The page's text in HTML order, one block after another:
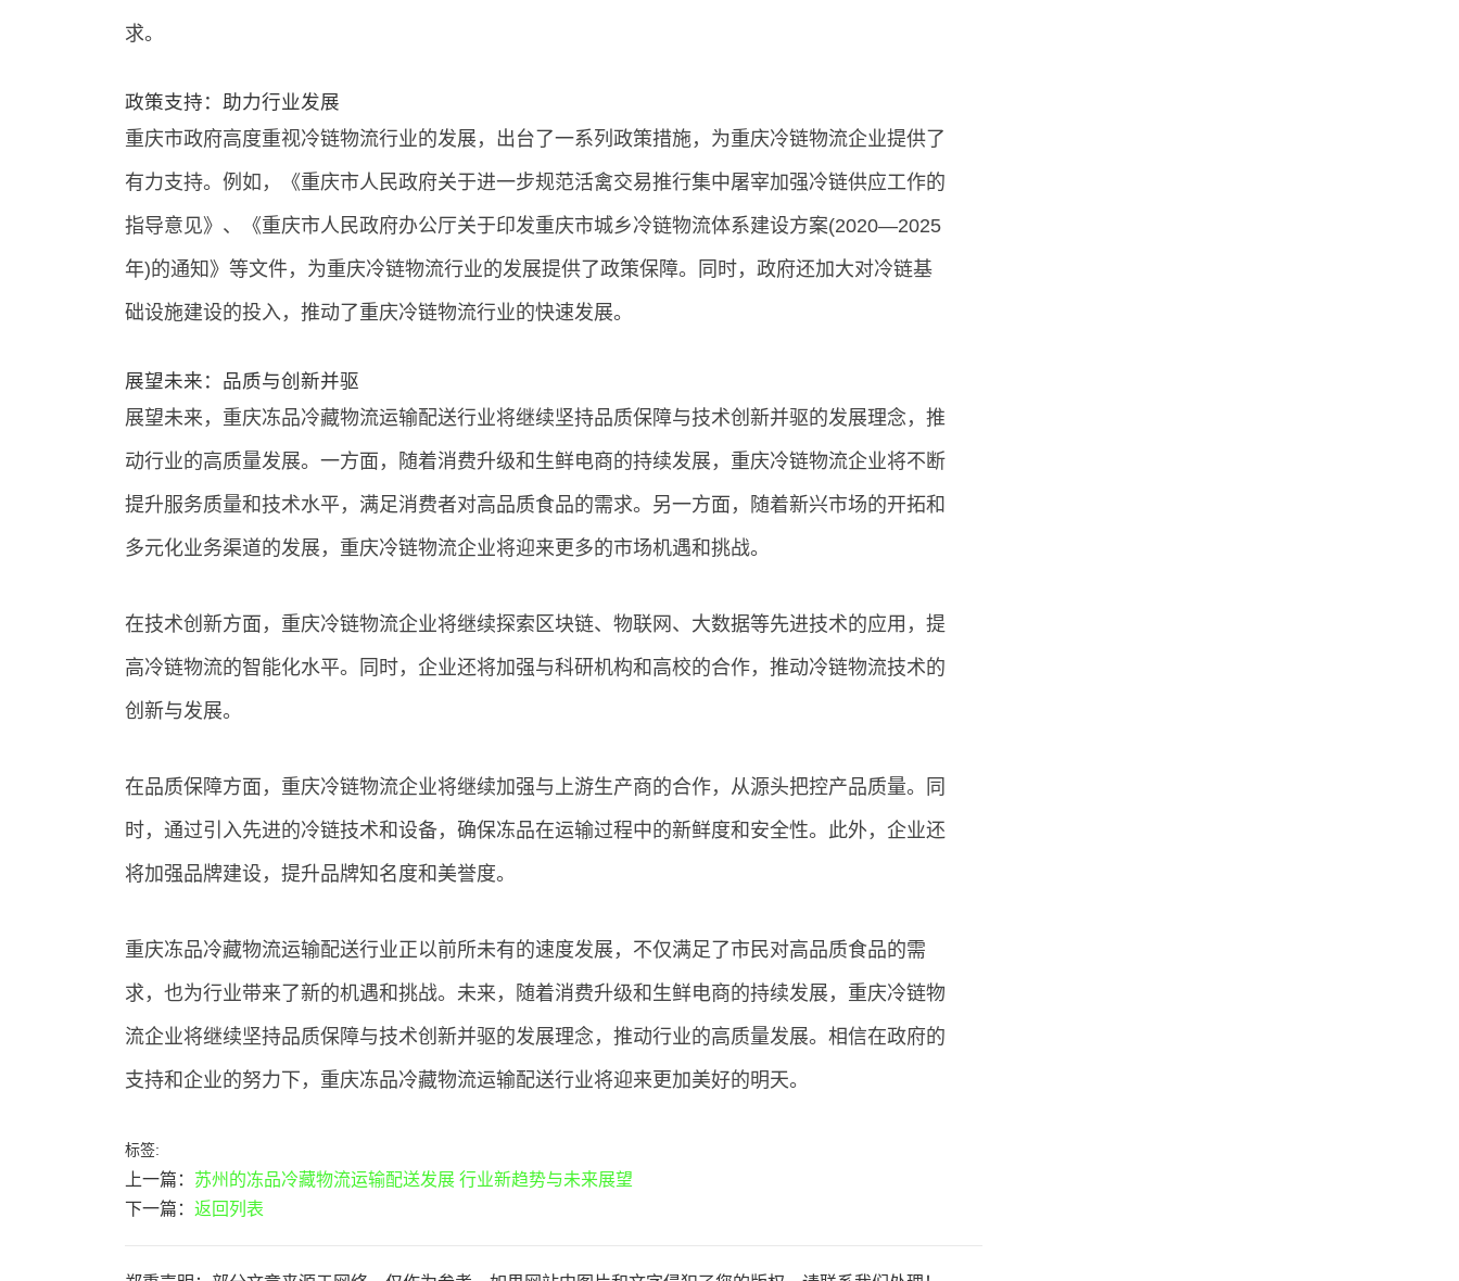
求。
政策支持：助力行业发展
重庆市政府高度重视冷链物流行业的发展，出台了一系列政策措施，为重庆冷链物流企业提供了
有力支持。例如，《重庆市人民政府关于进一步规范活禽交易推行集中屠宰加强冷链供应工作的
指导意见》、《重庆市人民政府办公厅关于印发重庆市城乡冷链物流体系建设方案(2020—2025
年)的通知》等文件，为重庆冷链物流行业的发展提供了政策保障。同时，政府还加大对冷链基
础设施建设的投入，推动了重庆冷链物流行业的快速发展。
展望未来：品质与创新并驱
展望未来，重庆冻品冷藏物流运输配送行业将继续坚持品质保障与技术创新并驱的发展理念，推
动行业的高质量发展。一方面，随着消费升级和生鲜电商的持续发展，重庆冷链物流企业将不断
提升服务质量和技术水平，满足消费者对高品质食品的需求。另一方面，随着新兴市场的开拓和
多元化业务渠道的发展，重庆冷链物流企业将迎来更多的市场机遇和挑战。
在技术创新方面，重庆冷链物流企业将继续探索区块链、物联网、大数据等先进技术的应用，提
高冷链物流的智能化水平。同时，企业还将加强与科研机构和高校的合作，推动冷链物流技术的
创新与发展。
在品质保障方面，重庆冷链物流企业将继续加强与上游生产商的合作，从源头把控产品质量。同
时，通过引入先进的冷链技术和设备，确保冻品在运输过程中的新鲜度和安全性。此外，企业还
将加强品牌建设，提升品牌知名度和美誉度。
重庆冻品冷藏物流运输配送行业正以前所未有的速度发展，不仅满足了市民对高品质食品的需
求，也为行业带来了新的机遇和挑战。未来，随着消费升级和生鲜电商的持续发展，重庆冷链物
流企业将继续坚持品质保障与技术创新并驱的发展理念，推动行业的高质量发展。相信在政府的
支持和企业的努力下，重庆冻品冷藏物流运输配送行业将迎来更加美好的明天。
标签:
上一篇： 苏州的冻品冷藏物流运输配送发展 行业新趋势与未来展望
下一篇： 返回列表